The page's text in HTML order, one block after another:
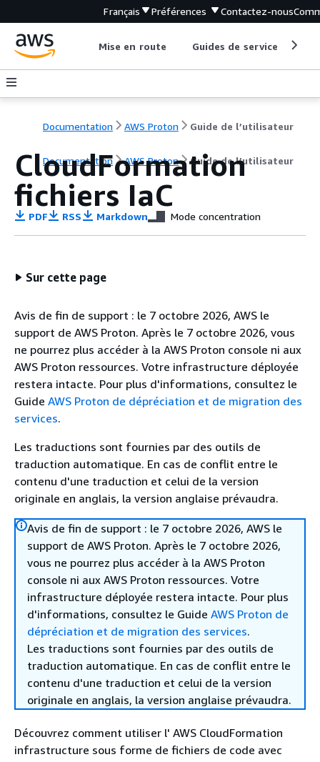
Français Préférences Contactez-nous
Mise en route Guides de service
Documentation AWS Proton Guide de l’utilisateur
Documentation AWS Proton Guide de l’utilisateur
CloudFormation
fichiers IaC
PDF RSS Markdown Mode concentration
Sur cette page
Avis de fin de support : le 7 octobre 2026, AWS le
support de AWS Proton. Après le 7 octobre 2026, vous
ne pourrez plus accéder à la AWS Proton console ni aux
AWS Proton ressources. Votre infrastructure déployée
restera intacte. Pour plus d'informations, consultez le
Guide AWS Proton de dépréciation et de migration des
services.
Les traductions sont fournies par des outils de
traduction automatique. En cas de conflit entre le
contenu d'une traduction et celui de la version
originale en anglais, la version anglaise prévaudra.
Avis de fin de support : le 7 octobre 2026, AWS le
support de AWS Proton. Après le 7 octobre 2026,
vous ne pourrez plus accéder à la AWS Proton
console ni aux AWS Proton ressources. Votre
infrastructure déployée restera intacte. Pour plus
d'informations, consultez le Guide AWS Proton de
dépréciation et de migration des services.
Les traductions sont fournies par des outils de
traduction automatique. En cas de conflit entre le
contenu d'une traduction et celui de la version
originale en anglais, la version anglaise prévaudra.
Découvrez comment utiliser l' AWS CloudFormation
infrastructure sous forme de fichiers de code avec